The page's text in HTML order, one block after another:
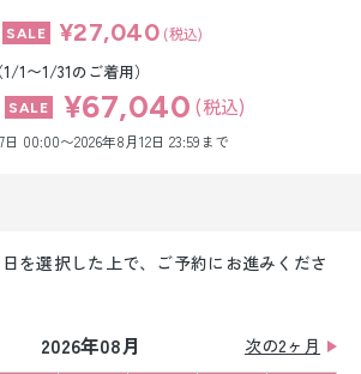
¥27,040 (税込)
1〜1/31のご着用）
¥67,040 (税込)
00:00〜2026年8月12日 23:59まで
を選択した上で、ご予約にお進みくださ
2026年08月
次の2ヶ月